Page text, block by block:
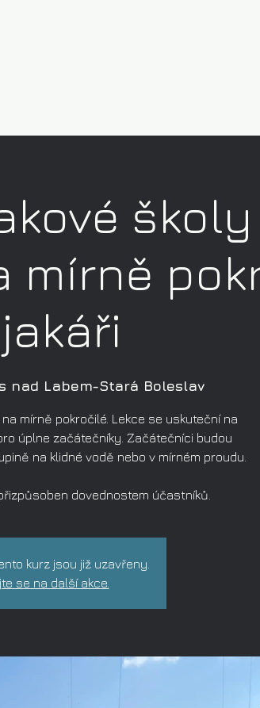
mírně
nad Labem-Stará Boleslav
mírně pokročilé. Lekce se uskuteční na
úplne začátečníky. Začátečníci budou
na klidné vodě nebo v mírném proudu.
dovednostem účastníků.
kurz jsou již uzavřeny.
se na další akce.